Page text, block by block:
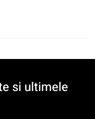
si ultimele